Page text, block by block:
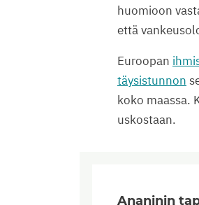
huomioon
että
Euroopan
täysistunnon
koko maassa.
uskostaan.
Ananinin